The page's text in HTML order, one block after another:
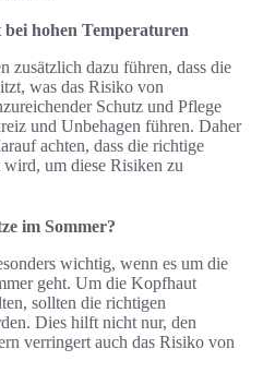
hohen Temperaturen
zusätzlich dazu führen, dass die
was das Risiko von
Schutz und Pflege
und Unbehagen führen. Daher
achten, dass die richtige
um diese Risiken zu
im Sommer?
wichtig, wenn es um die
geht. Um die Kopfhaut
sollten die richtigen
Dies hilft nicht nur, den
verringert auch das Risiko von